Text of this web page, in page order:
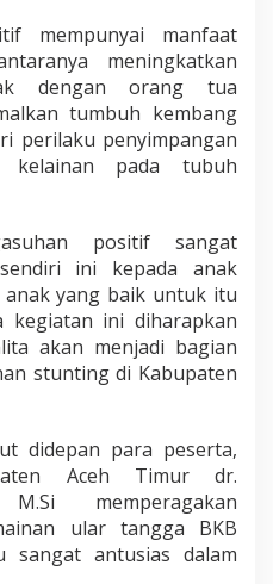
mempunyai manfaat
meningkatkan
dengan orang tua
tumbuh kembang
perilaku penyimpangan
kelainan pada tubuh
positif sangat
ini kepada anak
yang baik untuk itu
kegiatan ini diharapkan
akan menjadi bagian
stunting di Kabupaten
didepan para peserta,
Aceh Timur dr.
memperagakan
ular tangga BKB
antusias dalam